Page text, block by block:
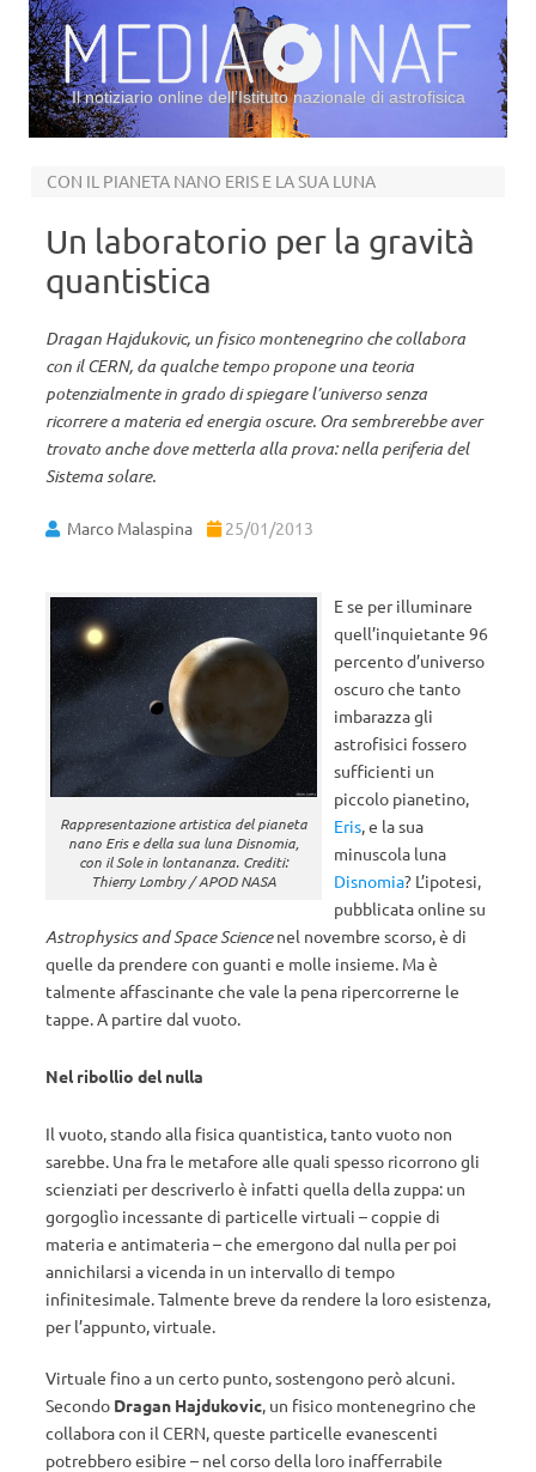
Il notiziario online dell’Istituto nazionale di astrofisica
CON IL PIANETA NANO ERIS E LA SUA LUNA
Un laboratorio per la gravità
quantistica
Dragan Hajdukovic, un fisico montenegrino che collabora
con il CERN, da qualche tempo propone una teoria
potenzialmente in grado di spiegare l’universo senza
ricorrere a materia ed energia oscure. Ora sembrerebbe aver
trovato anche dove metterla alla prova: nella periferia del
Sistema solare.
Marco Malaspina 25/01/2013
Rappresentazione artistica del pianeta
nano Eris e della sua luna Disnomia,
con il Sole in lontananza. Crediti:
Thierry Lombry / APOD NASA
E se per illuminare
quell’inquietante 96
percento d’universo
oscuro che tanto
imbarazza gli
astrofisici fossero
sufficienti un
piccolo pianetino,
Eris, e la sua
minuscola luna
Disnomia? L’ipotesi,
pubblicata online su
Astrophysics and Space Sciencenel novembre scorso, è di
quelle da prendere con guanti e molle insieme. Ma è
talmente affascinante che vale la pena ripercorrerne le
tappe. A partire dal vuoto.
Nel ribollio del nulla
Il vuoto, stando alla fisica quantistica, tanto vuoto non
sarebbe. Una fra le metafore alle quali spesso ricorrono gli
scienziati per descriverlo è infatti quella della zuppa: un
gorgoglìo incessante di particelle virtuali – coppie di
materia e antimateria – che emergono dal nulla per poi
annichilarsi a vicenda in un intervallo di tempo
infinitesimale. Talmente breve da rendere la loro esistenza,
per l’appunto, virtuale.
Virtuale fino a un certo punto, sostengono però alcuni.
Secondo Dragan Hajdukovic, un fisico montenegrino che
collabora con il CERN, queste particelle evanescenti
potrebbero esibire – nel corso della loro inafferrabile